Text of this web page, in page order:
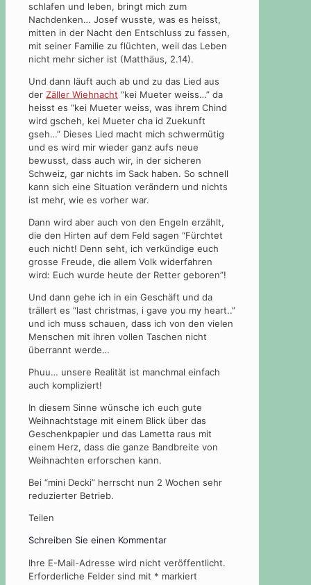
schlafen und leben, bringt mich zum
Nachdenken… Josef wusste, was es heisst,
mitten in der Nacht den Entschluss zu fassen,
mit seiner Familie zu flüchten, weil das Leben
nicht mehr sicher ist (Matthäus, 2.14).
Und dann läuft auch ab und zu das Lied aus
der Zäller Wiehnacht “kei Mueter weiss…” da
heisst es “kei Mueter weiss, was ihrem Chind
wird gscheh, kei Mueter cha id Zuekunft
gseh…” Dieses Lied macht mich schwermütig
und es wird mir wieder ganz aufs neue
bewusst, dass auch wir, in der sicheren
Schweiz, gar nichts im Sack haben. So schnell
kann sich eine Situation verändern und nichts
ist mehr, wie es vorher war.
Dann wird aber auch von den Engeln erzählt,
die den Hirten auf dem Feld sagen “Fürchtet
euch nicht! Denn seht, ich verkündige euch
grosse Freude, die allem Volk widerfahren
wird: Euch wurde heute der Retter geboren”!
Und dann gehe ich in ein Geschäft und da
trällert es “last christmas, i gave you my heart..”
und ich muss schauen, dass ich von den vielen
Menschen mit ihren vollen Taschen nicht
überrannt werde…
Phuu… unsere Realität ist manchmal einfach
auch kompliziert!
In diesem Sinne wünsche ich euch gute
Weihnachtstage mit einem Blick über das
Geschenkpapier und das Lametta raus mit
einem Herz, dass die ganze Bandbreite von
Weihnachten erforschen kann.
Bei “mini Decki” herrscht nun 2 Wochen sehr
reduzierter Betrieb.
Teilen
Schreiben Sie einen Kommentar
Ihre E-Mail-Adresse wird nicht veröffentlicht.
Erforderliche Felder sind mit * markiert